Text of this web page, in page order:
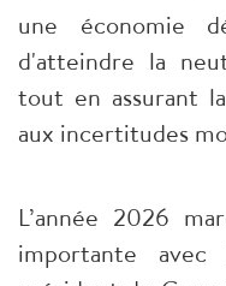
une économie
d'atteindre la
tout en assurant
aux incertitudes
​L’année 2026
importante